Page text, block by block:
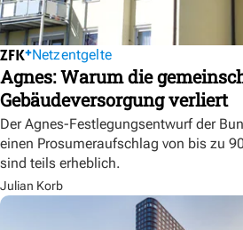
Netzentgelte
Agnes: Warum die
Gebäudeversorgung verliert
Der Agnes-Festlegungsentwurf der
einen Prosumeraufschlag von bis zu
sind teils erheblich.
Julian Korb